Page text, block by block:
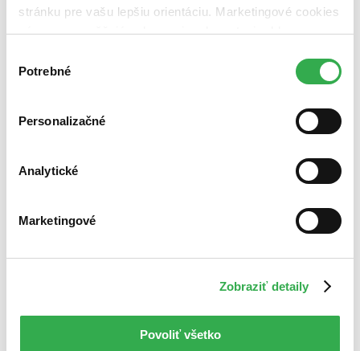
stránku pre vašu lepšiu orientáciu. Marketingové cookies
nám zas umožňujú zobrazenie relevantnej reklamy.
nám pomohlo, keby sme mohli používať všetky tieto
súhlasu
Potrebné
Personalizačné
Analytické
Marketingové
Zobraziť detaily
Povoliť všetko
Knihy roka
Médiá a partneri
Všetky články na tému: Nádherné bytosti
Nádherné bytosti
Výlet s mamou